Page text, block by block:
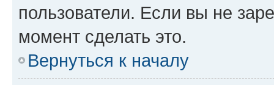
пользователи. Если вы не
момент сделать это.
Вернуться к началу